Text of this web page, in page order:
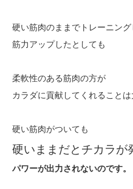
硬い筋肉のままでトレーニング
筋力アップしたとしても
柔軟性のある筋肉の方が
カラダに貢献してくれることは
硬い筋肉がついても
硬いままだとチカラが
パワーが出力されないのです。